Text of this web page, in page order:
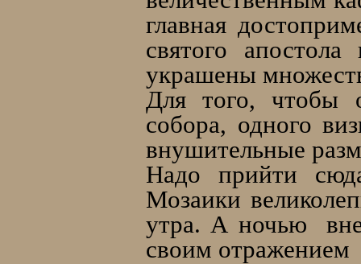
главная
святого
украшены
Для того, чтобы
собора, одного
внушительные
Надо прийти
Мозаики
утра. А ночью
своим